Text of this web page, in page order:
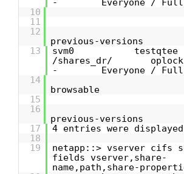
10
11
12
previous-versions
13
svm0
/shares_dr/
- Everyone / Full
14
browsable
15
16
previous-versions
17
4 entries were
18
19
netapp::> vserver cifs
fields vserver,share-
name,path,share-